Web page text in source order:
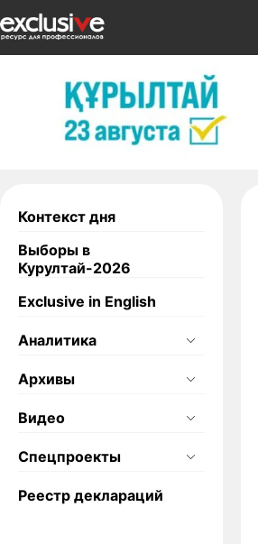
Контекст дня
Выборы в
Курултай-2026
Exclusive in English
Аналитика
Архивы
Видео
Спецпроекты
Реестр деклараций